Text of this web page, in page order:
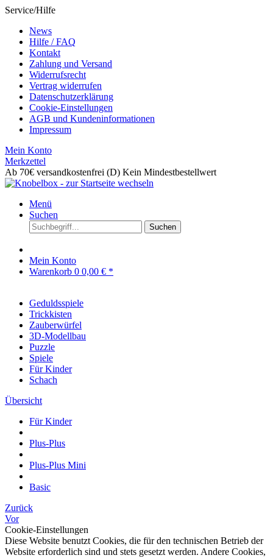
Service/Hilfe
News
Hilfe / FAQ
Kontakt
Zahlung und Versand
Widerrufsrecht
Vertrag widerrufen
Datenschutzerklärung
Cookie-Einstellungen
AGB und Kundeninformationen
Impressum
Mein Konto
Merkzettel
Ab 70€ versandkostenfrei (D) Kein Mindestbestellwert
Menü
Suchen
Suchen
Mein Konto
Warenkorb 0 0,00 € *
Geduldsspiele
Trickkisten
Zauberwürfel
3D-Modellbau
Puzzle
Spiele
Für Kinder
Schach
Übersicht
Für Kinder
Plus-Plus
Plus-Plus Mini
Basic
Zurück
Vor
Cookie-Einstellungen
Diese Website benutzt Cookies, die für den technischen Betrieb der
Website erforderlich sind und stets gesetzt werden. Andere Cookies,